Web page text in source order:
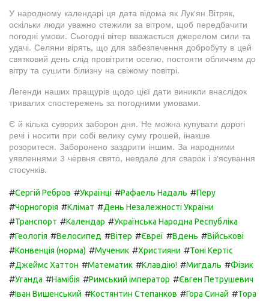
У народному календарі ця дата відома як Лук'ян Вітряк,
оскільки люди уважно стежили за вітром, щоб передбачити
погодні умови. Сьогодні вітер вважається джерелом сили та
удачі. Селяни вірять, що для забезпечення добробуту в цей
святковий день слід провітрити оселю, постояти обличчям до
вітру та сушити білизну на свіжому повітрі.
Легенди наших пращурів щодо цієї дати виникли внаслідок
тривалих спостережень за погодними умовами.
Є й кілька суворих заборон дня. Не можна купувати дорогі
речі і носити при собі велику суму грошей, інакше
розоритеся. Заборонено заздрити іншим. За народними
уявленнями 3 червня свято, невдале для сварок і з'ясування
стосунків.
#Сергій Ребров #Українці #Рафаель Надаль #Перу
#Чорногорія #Клімат #День Незалежності України
#Транспорт #Календар #Українська Народна Республіка
#Геологія #Велосипед #Вітер #Євреї #Вдень #Військові
#Конвенція (норма) #Мученик #Християни #Тоні Кертіс
#Джеймс Хаттон #Математик #Клавдію! #Мигдаль #Фізик
#Уганда #Намібія #Римський імператор #Євген Петрушевич
#Іван Вишенський #Костянтин Степанков #Гора Синай #Тора